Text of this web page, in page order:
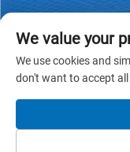
We value your
We use cookies and
don't want to accept